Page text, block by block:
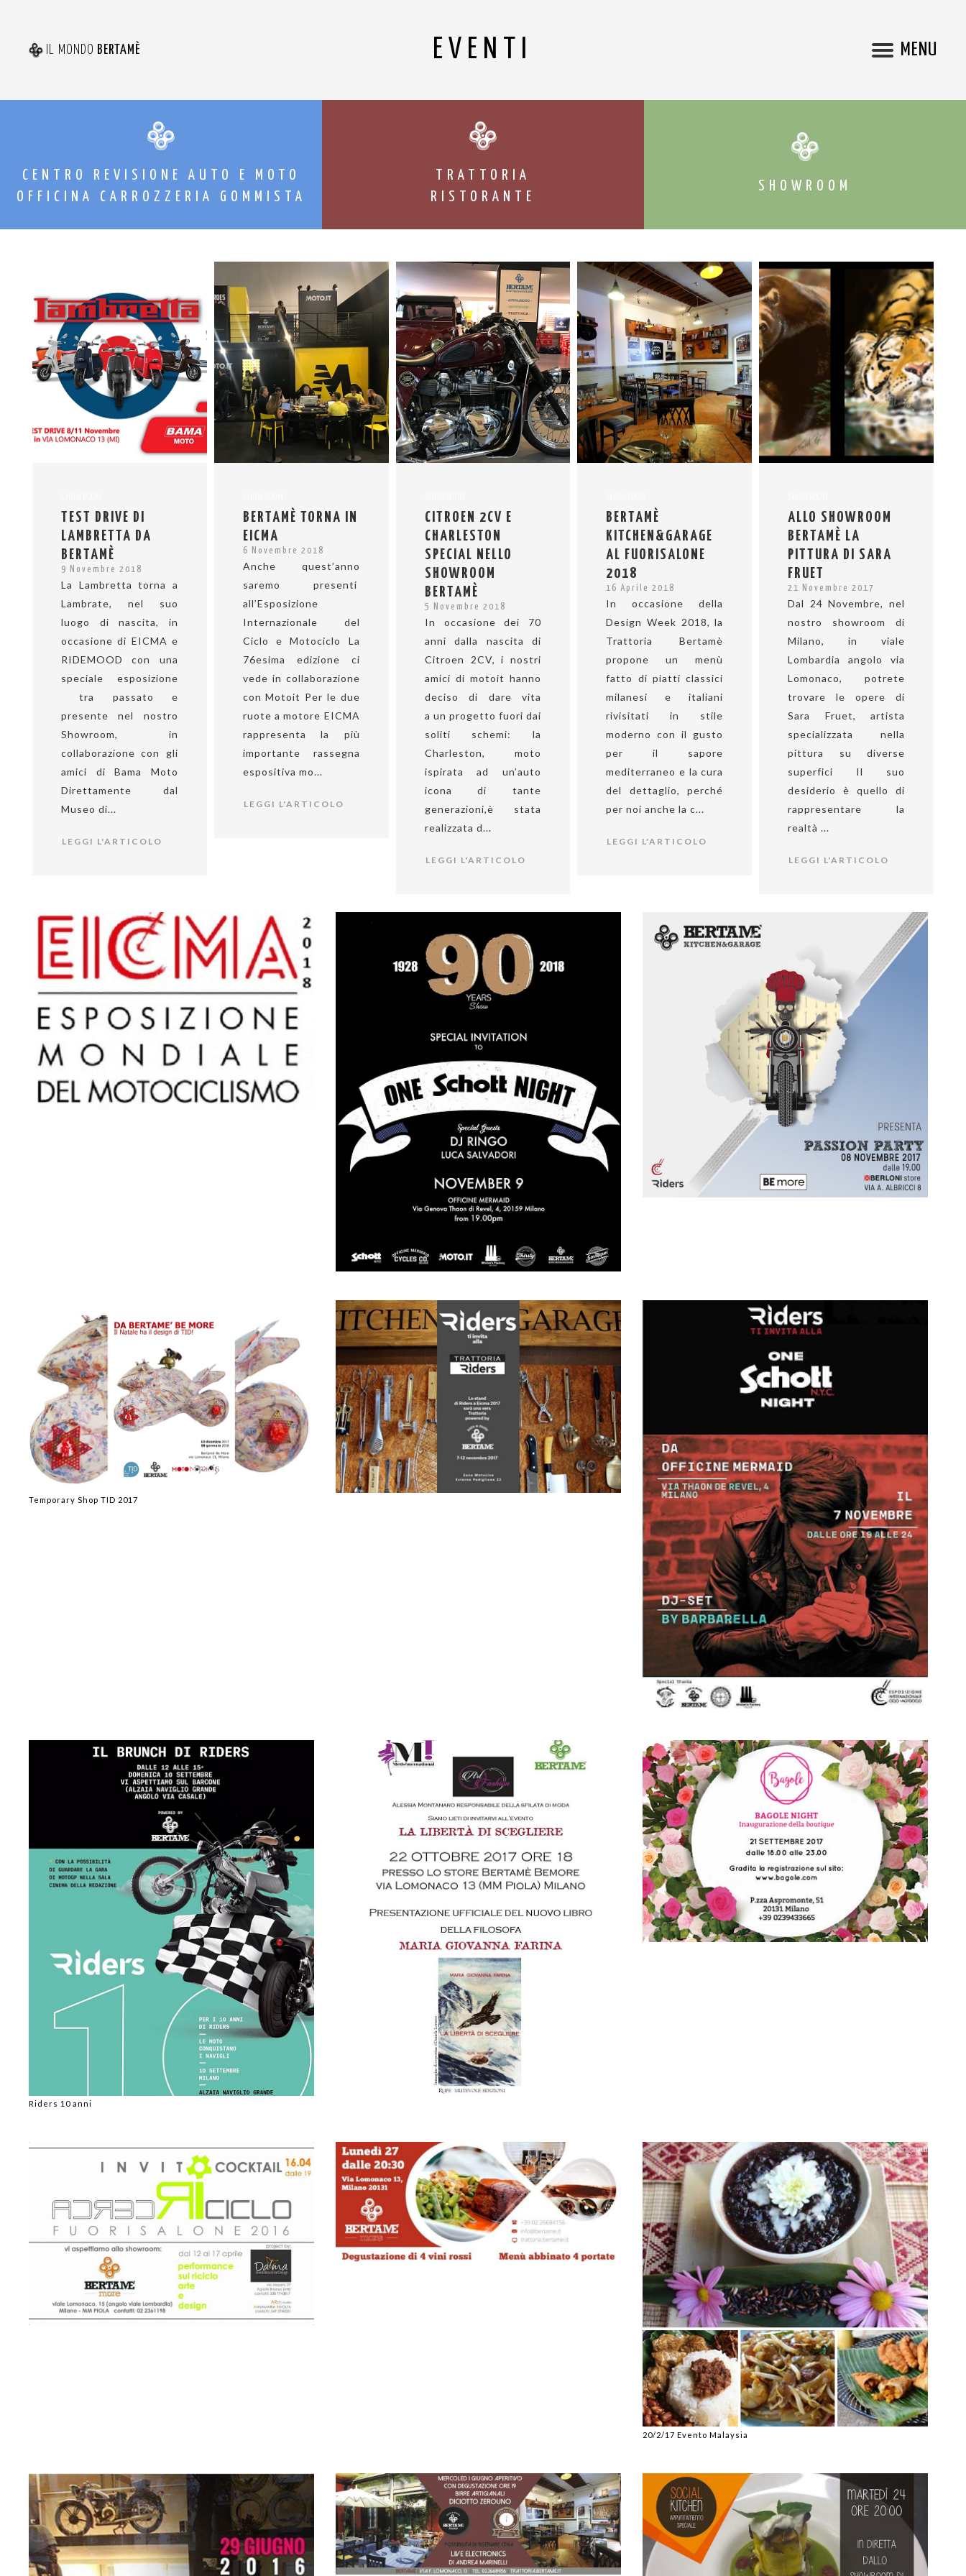
IL MONDO BERTAMÈ EVENTI MENU
CENTRO REVISIONE AUTO E MOTO
OFFICINA CARROZZERIA GOMMISTA
TRATTORIA
RISTORANTE
SHOWROOM
TEST DRIVE DI
LAMBRETTA DA
BERTAMÈ
9 Novembre 2018
La Lambretta torna a
Lambrate, nel suo
luogo di nascita, in
occasione di EICMA e
RIDEMOOD con una
speciale esposizione
tra passato e
presente nel nostro
Showroom, in
collaborazione con gli
amici di Bama Moto
Direttamente dal
Museo di...
LEGGI L'ARTICOLO
BERTAMÈ TORNA IN
EICMA
6 Novembre 2018
Anche quest’anno
saremo presenti
all’Esposizione
Internazionale del
Ciclo e Motociclo La
76esima edizione ci
vede in collaborazione
con Motoit Per le due
ruote a motore EICMA
rappresenta la più
importante rassegna
espositiva mo...
LEGGI L'ARTICOLO
CITROEN 2CV E
CHARLESTON
SPECIAL NELLO
SHOWROOM
BERTAMÈ
5 Novembre 2018
In occasione dei 70
anni dalla nascita di
Citroen 2CV, i nostri
amici di motoit hanno
deciso di dare vita
a un progetto fuori dai
soliti schemi: la
Charleston, moto
ispirata ad un’auto
icona di tante
generazioni,è stata
realizzata d...
LEGGI L'ARTICOLO
BERTAMÈ
KITCHEN&GARAGE
AL FUORISALONE
2018
16 Aprile 2018
In occasione della
Design Week 2018, la
Trattoria Bertamè
propone un menù
fatto di piatti classici
milanesi e italiani
rivisitati in stile
moderno con il gusto
per il sapore
mediterraneo e la cura
del dettaglio, perché
per noi anche la c...
LEGGI L'ARTICOLO
ALLO SHOWROOM
BERTAMÈ LA
PITTURA DI SARA
FRUET
21 Novembre 2017
Dal 24 Novembre, nel
nostro showroom di
Milano, in viale
Lombardia angolo via
Lomonaco, potrete
trovare le opere di
Sara Fruet, artista
specializzata nella
pittura su diverse
superfici Il suo
desiderio è quello di
rappresentare la
realtà ...
LEGGI L'ARTICOLO
Temporary Shop TID 2017
Riders 10 anni
20/2/17 Evento Malaysia